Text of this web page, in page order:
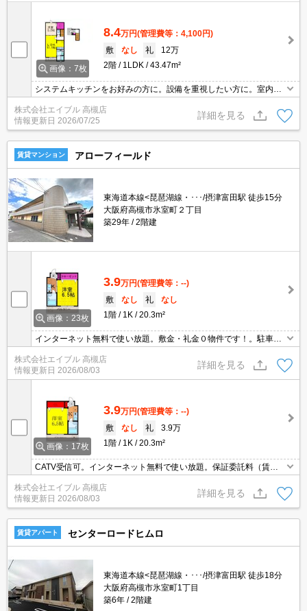
画像：7枚
8.4万円(管理費等：4,100円)
敷
なし 礼
12万
2階
1LDK 43.47m²
システムキッチンをお好みの方に。設備を重視したい方に。室内は
一見の価値あり。
株式会社エイブル 高槻店
情報更新日 2026/07/25
詳細を見る
賃貸マンション アローフィールド
東海道本線<琵琶湖線・･･･/摂津富田駅 徒歩15分
大阪府高槻市氷室町２丁目
築29年
2階建
画像：23枚
3.9万円(管理費等：--)
敷
なし 礼
なし
1階
1K 20.3m²
インターネット無料で使い放題。敷金・礼金０物件です！。駐車場
は敷地内。
株式会社エイブル 高槻店
情報更新日 2026/08/03
詳細を見る
画像：17枚
3.9万円(管理費等：--)
敷
なし 礼
3.9万
1階
1K 20.3m²
CATV受信可。インターネット無料で使い放題。保証委託料（賃料
総額に対し、初回額50％、月額2％）。契約金（初期費用）クレジ
ット決済可。
株式会社エイブル 高槻店
情報更新日 2026/08/03
詳細を見る
賃貸アパート センターロードヒムロ
東海道本線<琵琶湖線・･･･/摂津富田駅 徒歩18分
大阪府高槻市氷室町1丁目
築6年
2階建